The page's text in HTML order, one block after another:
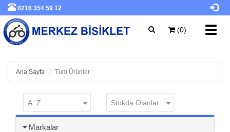
0216 354 59 12
(0)
Ana Sayfa Tüm Ürünler
A..Z Stokda Olanlar
Markalar